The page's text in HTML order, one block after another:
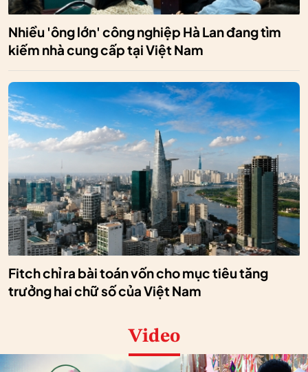
Nhiều 'ông lớn' công nghiệp Hà Lan đang tìm
kiếm nhà cung cấp tại Việt Nam
Fitch chỉ ra bài toán vốn cho mục tiêu tăng
trưởng hai chữ số của Việt Nam
Video